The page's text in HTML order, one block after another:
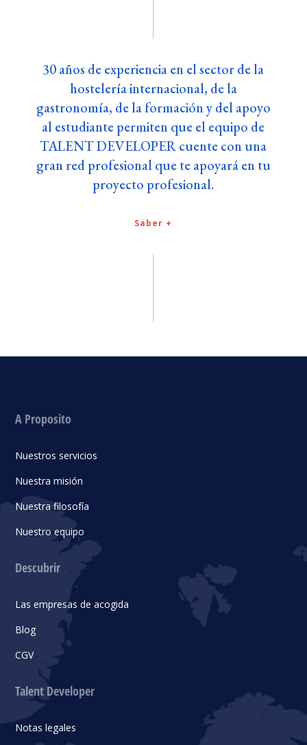
30 años de experiencia en el sector de la
hostelería internacional, de la
gastronomía, de la formación y del apoyo
al estudiante permiten que el equipo de
TALENT DEVELOPER cuente con una
gran red profesional que te apoyará en tu
proyecto profesional.
Saber +
A Proposito
Nuestros servicios
Nuestra misión
Nuestra filosofía
Nuestro equipo
Descubrir
Las empresas de acogida
Blog
CGV
Talent Developer
Notas legales